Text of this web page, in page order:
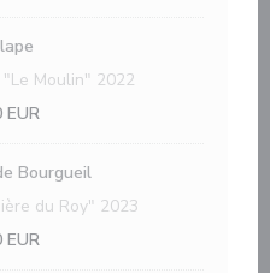
Moulin" 2022
EUR
Bourgueil
du Roy" 2023
EUR